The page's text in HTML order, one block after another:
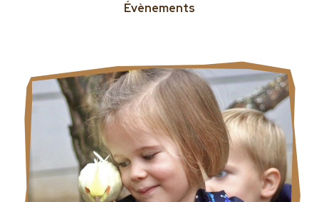
Évènements